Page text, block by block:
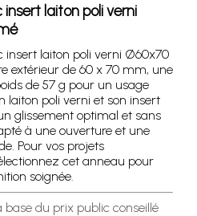
laiton poli verni
insert laiton poli verni Ø60x70
extérieur de 60 x 70 mm, une
de 57 g pour un usage
laiton poli verni et son insert
glissement optimal et sans
à une ouverture et une
Pour vos projets
cet anneau pour
soignée.
base du prix public conseillé